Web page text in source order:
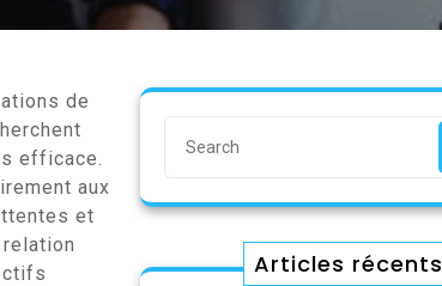
de
efficace.
aux
et
Articles récents